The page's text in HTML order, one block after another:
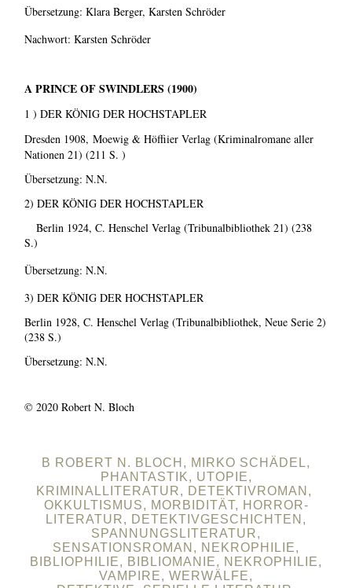
Übersetzung: Klara Berger, Karsten Schröder
Nachwort: Karsten Schröder
A PRINCE OF SWINDLERS (1900)
1 ) DER KÖNIG DER HOCHSTAPLER
Dresden 1908, Moewig & Höffiier Verlag (Kriminalromane aller
Nationen 21) (211 S. )
Übersetzung: N.N.
2) DER KÖNIG DER HOCHSTAPLER
Berlin 1924, C. Henschel Verlag (Tribunalbibliothek 21) (238
S.)
Übersetzung: N.N.
3) DER KÖNIG DER HOCHSTAPLER
Berlin 1928, C. Henschel Verlag (Tribunalbibliothek, Neue Serie 2)
(238 S.)
Übersetzung: N.N.
© 2020 Robert N. Bloch
B ROBERT N. BLOCH, MIRKO SCHÄDEL,
PHANTASTIK, UTOPIE,
KRIMINALLITERATUR, DETEKTIVROMAN,
OKKULTISMUS, MORBIDITÄT, HORROR-
LITERATUR, DETEKTIVGESCHICHTEN,
SPANNUNGSLITERATUR,
SENSATIONSROMAN, NEKROPHILIE,
BIBLIOPHILIE, BIBLIOMANIE, NEKROPHILIE,
VAMPIRE, WERWÄLFE,